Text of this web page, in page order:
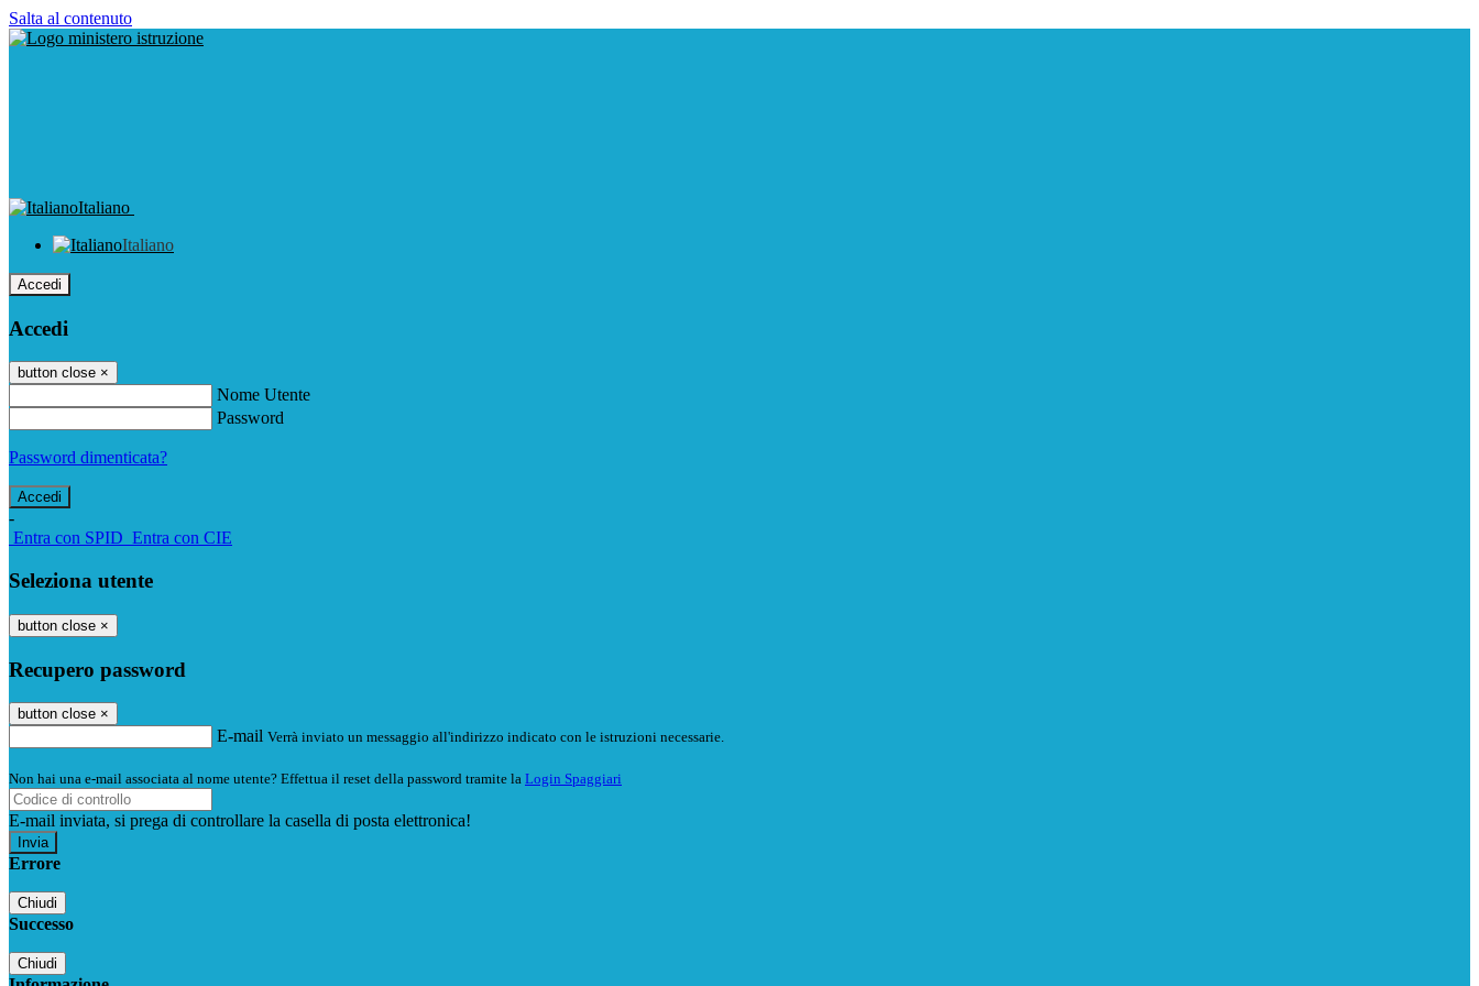
Salta al contenuto
Italiano
Italiano
Accedi
Accedi
button close ×
Nome Utente
Password
Password dimenticata?
-
Entra con SPID Entra con CIE
Seleziona utente
button close ×
Recupero password
button close ×
E-mail Verrà inviato un messaggio all'indirizzo indicato con le istruzioni necessarie.
Non hai una e-mail associata al nome utente? Effettua il reset della password tramite la Login Spaggiari
E-mail inviata, si prega di controllare la casella di posta elettronica!
Errore
Chiudi
Successo
Chiudi